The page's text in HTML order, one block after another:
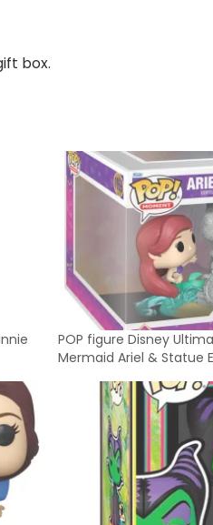
box.
POP figure Disney
Mermaid Ariel & Statue